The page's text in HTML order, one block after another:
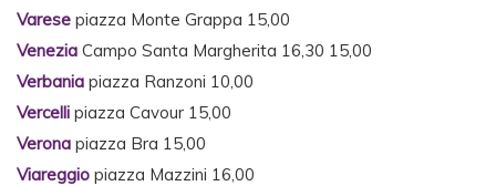
Varese piazza Monte Grappa 15,00
Venezia Campo Santa Margherita 16,30 15,00
Verbania piazza Ranzoni 10,00
Vercelli piazza Cavour 15,00
Verona piazza Bra 15,00
Viareggio piazza Mazzini 16,00